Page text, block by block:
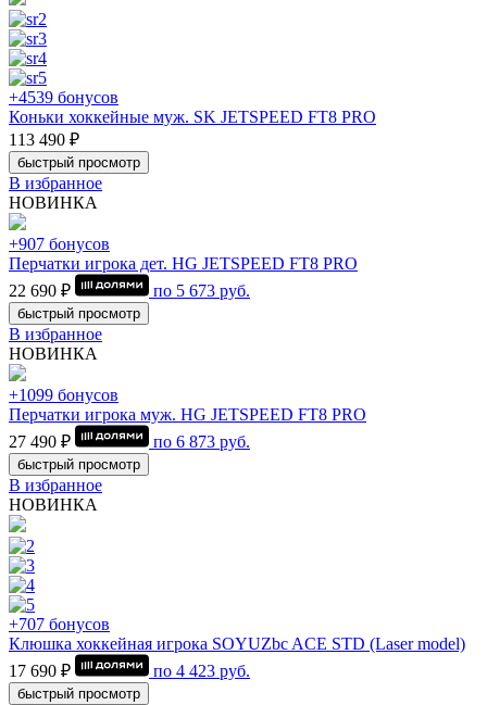
+4539 бонусов
Коньки хоккейные муж. SK JETSPEED FT8 PRO
113 490 ₽
быстрый просмотр
В избранное
НОВИНКА
+907 бонусов
Перчатки игрока дет. HG JETSPEED FT8 PRO
22 690 ₽
по 5 673 руб.
быстрый просмотр
В избранное
НОВИНКА
+1099 бонусов
Перчатки игрока муж. HG JETSPEED FT8 PRO
27 490 ₽
по 6 873 руб.
быстрый просмотр
В избранное
НОВИНКА
+707 бонусов
Клюшка хоккейная игрока SOYUZbc ACE STD (Laser model)
17 690 ₽
по 4 423 руб.
быстрый просмотр